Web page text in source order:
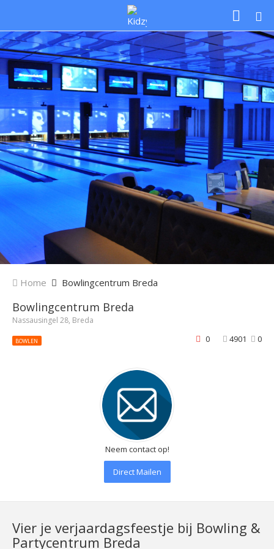
Home Bowlingcentrum Breda
Bowlingcentrum Breda
Nassausingel 28, Breda
BOWLEN 4901 0
0
Neem contact op!
Direct Mailen
Vier je verjaardagsfeestje bij Bowling &
Partycentrum Breda